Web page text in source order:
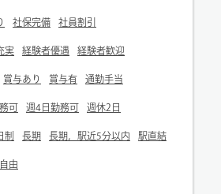
社保完備 社員割引
実 経験者優遇 経験者歓迎
賞与あり 賞与有 通勤手当
可 週4日勤務可 週休2日
制 長期 長期，駅近5分以内 駅直結
由